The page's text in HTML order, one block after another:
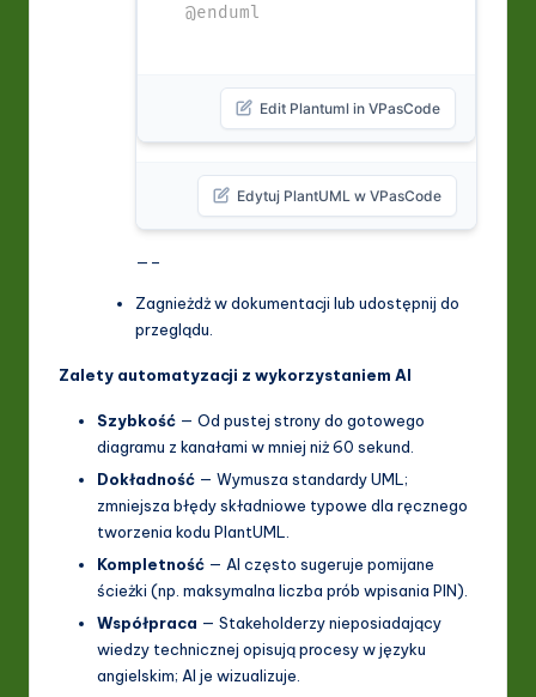
@enduml
Edit Plantuml in VPasCode
Edytuj PlantUML w VPasCode
—–
Zagnieżdż w dokumentacji lub udostępnij do
przeglądu.
Zalety automatyzacji z wykorzystaniem AI
Szybkość — Od pustej strony do gotowego
diagramu z kanałami w mniej niż 60 sekund.
Dokładność — Wymusza standardy UML;
zmniejsza błędy składniowe typowe dla ręcznego
tworzenia kodu PlantUML.
Kompletność — AI często sugeruje pomijane
ścieżki (np. maksymalna liczba prób wpisania PIN).
Współpraca — Stakeholderzy nieposiadający
wiedzy technicznej opisują procesy w języku
angielskim; AI je wizualizuje.